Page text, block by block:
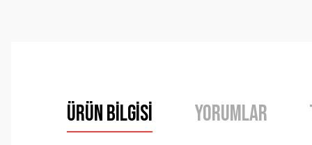
Ürün Bilgisi Yorumlar